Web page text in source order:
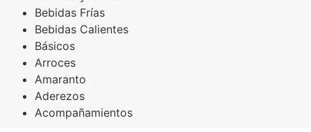
Bebidas Frías
Bebidas Calientes
Básicos
Arroces
Amaranto
Aderezos
Acompañamientos